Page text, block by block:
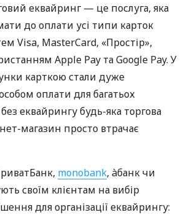
еквайринг — це послуга, яка
до оплати усі типи карток
Visa, MasterCard, «Простір»,
Apple Pay та Google Pay. У
карткою стали дуже
оплати для багатьох
еквайрингу будь-яка торгова
магазин просто втрачає
monobank, àбанк чи
своїм клієнтам на вибір
для організації еквайрингу: